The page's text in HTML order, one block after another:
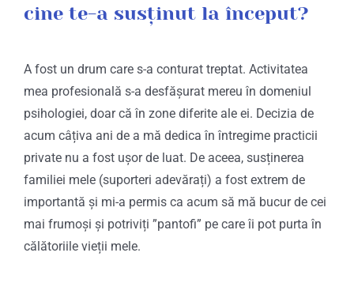
cine te-a susținut la început?
A fost un drum care s-a conturat treptat. Activitatea
mea profesională s-a desfășurat mereu în domeniul
psihologiei, doar că în zone diferite ale ei. Decizia de
acum câțiva ani de a mă dedica în întregime practicii
private nu a fost ușor de luat. De aceea, susținerea
familiei mele (suporteri adevărați) a fost extrem de
importantă și mi-a permis ca acum să mă bucur de cei
mai frumoși și potriviți ”pantofi” pe care îi pot purta în
călătoriile vieții mele.